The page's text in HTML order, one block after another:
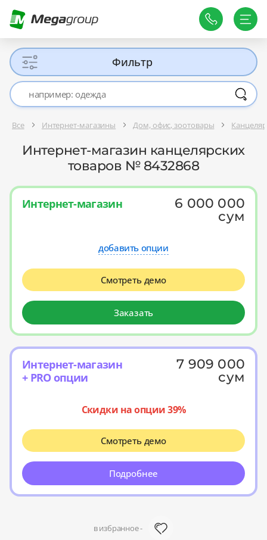
Фильтр
Все Интернет-магазины Дом, офис, зоотовары
Интернет-магазин канцелярских
товаров № 8432868
в избранное -
Интернет-магазин
6 000 000
сум
добавить опции
Смотреть демо
Заказать
Интернет-магазин
+ PRO опции
7 909 000
сум
Скидки на опции 39%
Смотреть демо
Подробнее